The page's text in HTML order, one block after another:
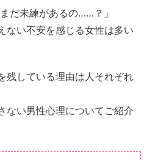
だ未練があるの……？」
ない不安を感じる女性は多い
残している理由は人それぞれ
ない男性心理についてご紹介